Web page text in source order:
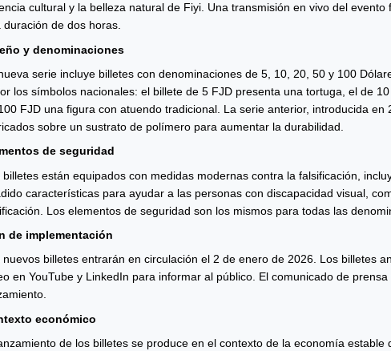
cultural y la belleza natural de Fiyi. Una transmisión en vivo del
duración de dos horas.
y denominaciones
serie incluye billetes con denominaciones de 5, 10, 20, 50 y 100
los símbolos nacionales: el billete de 5 FJD presenta una tortuga, el de
FJD una figura con atuendo tradicional. La serie anterior, introducida
sobre un sustrato de polímero para aumentar la durabilidad.
de seguridad
billetes están equipados con medidas modernas contra la falsificación,
características para ayudar a las personas con discapacidad visual,
Los elementos de seguridad son los mismos para todas las
de implementación
nuevos billetes entrarán en circulación el 2 de enero de 2026. Los billetes
en YouTube y LinkedIn para informar al público. El comunicado de
económico
de los billetes se produce en el contexto de la economía